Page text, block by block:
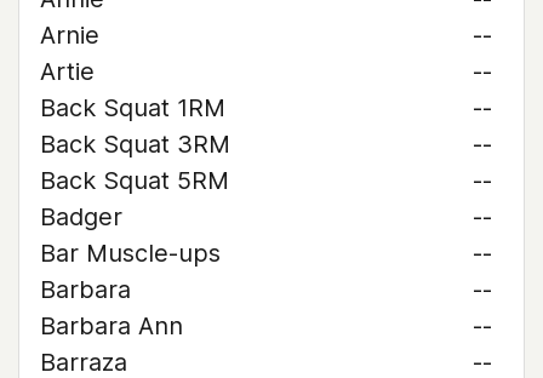
Arnie
--
Artie
--
Back Squat 1RM
--
Back Squat 3RM
--
Back Squat 5RM
--
Badger
--
Bar Muscle-ups
--
Barbara
--
Barbara Ann
--
Barraza
--